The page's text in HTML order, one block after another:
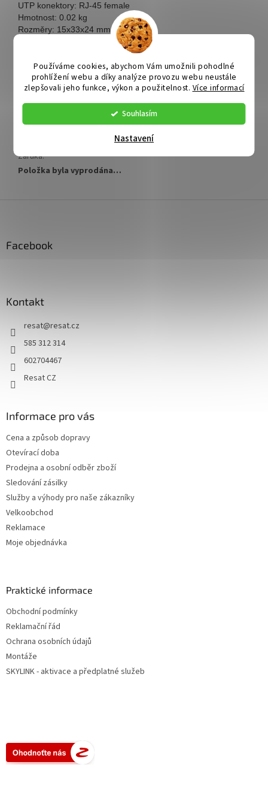
Používáme cookies, abychom Vám umožnili pohodlné
prohlížení webu a díky analýze provozu webu neustále
zlepšovali jeho funkce, výkon a použitelnost. Více informací
Souhlasím
Nastavení
UTP konektory: RJ-45 female
Hmotnost: 0.02 kg
Rozměry: 15x33x24 mm
Délka BNC přívodu: 14 cm
Délka napájecího kabelu: 14 cm
Doplňkové parametry
M16659
Výrobce:
Záruka:
Položka byla vyprodána…
Facebook
Kontakt
resat@resat.cz
585 312 314
602704467
Resat CZ
Informace pro vás
Cena a způsob dopravy
Otevírací doba
Prodejna a osobní odběr zboží
Sledování zásilky
Služby a výhody pro naše zákazníky
Velkoobchod
Reklamace
Moje objednávka
Praktické informace
Obchodní podmínky
Reklamační řád
Ochrana osobních údajů
Montáže
SKYLINK - aktivace a předplatné služeb